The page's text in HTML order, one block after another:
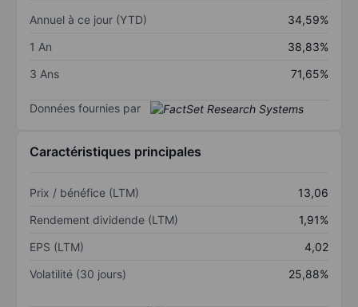
Annuel à ce jour (YTD)
34,59%
1 An
38,83%
3 Ans
71,65%
Données fournies par
Caractéristiques principales
Prix / bénéfice (LTM)
13,06
Rendement dividende (LTM)
1,91%
EPS (LTM)
4,02
Volatilité (30 jours)
25,88%